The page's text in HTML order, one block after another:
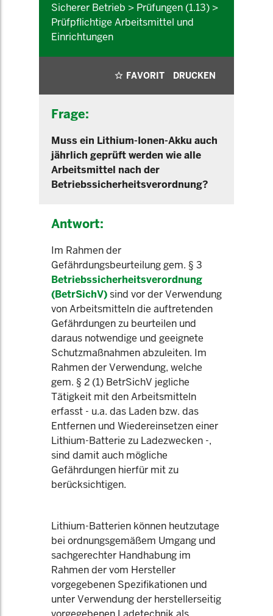
Sicherer Betrieb > Prüfungen (1.13) >
Prüfpflichtige Arbeitsmittel und
Einrichtungen
FAVORIT DRUCKEN
Frage:
Muss ein Lithium-Ionen-Akku auch
jährlich geprüft werden wie alle
Arbeitsmittel nach der
Betriebssicherheitsverordnung?
Antwort:
Im Rahmen der
Gefährdungsbeurteilung gem. § 3
Betriebssicherheitsverordnung
(BetrSichV)sind vor der Verwendung
von Arbeitsmitteln die auftretenden
Gefährdungen zu beurteilen und
daraus notwendige und geeignete
Schutzmaßnahmen abzuleiten. Im
Rahmen der Verwendung, welche
gem. § 2 (1) BetrSichV jegliche
Tätigkeit mit den Arbeitsmitteln
erfasst - u.a. das Laden bzw. das
Entfernen und Wiedereinsetzen einer
Lithium-Batterie zu Ladezwecken -,
sind damit auch mögliche
Gefährdungen hierfür mit zu
berücksichtigen.
Lithium-Batterien können heutzutage
bei ordnungsgemäßem Umgang und
sachgerechter Handhabung im
Rahmen der vom Hersteller
vorgegebenen Spezifikationen und
unter Verwendung der herstellerseitig